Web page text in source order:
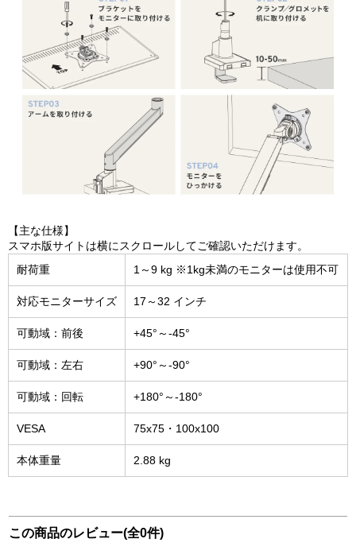
【主な仕様】
スマホ版サイトは横にスクロールしてご確認いただけます。
耐荷重
1～9 kg ※1kg未満のモニターは使用不可
対応モニターサイズ 17～32 インチ
可動域：前後 +45°～-45°
可動域：左右 +90°～-90°
可動域：回転 +180°～-180°
VESA 75x75・100x100
本体重量 2.88 kg
この商品のレビュー(全0件)